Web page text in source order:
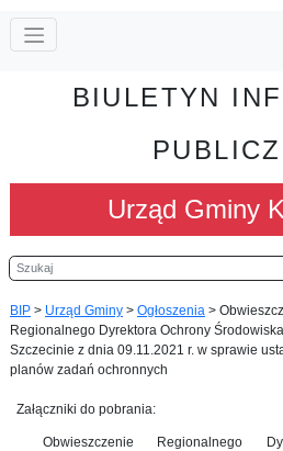
BIULETYN
Urząd Gminy
Szukaj
BIP > Urząd Gminy > Ogłoszenia >
Regionalnego Dyrektora Ochrony
Szczecinie z dnia 09.11.2021 r. w sprawie
planów zadań ochronnych
Załączniki do pobrania:
Obwieszczenie Regionalnego